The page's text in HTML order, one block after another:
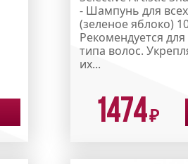
- Шампунь для
(зеленое яблоко)
Рекомендуется
типа волос.
их...
1474₽